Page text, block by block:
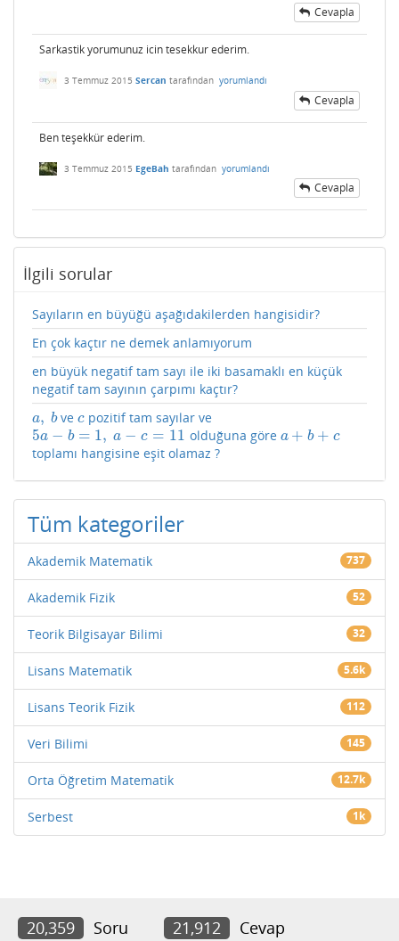
Cevapla
Sarkastik yorumunuz icin tesekkur ederim.
3 Temmuz 2015 Sercan tarafından yorumlandı
Cevapla
Ben teşekkür ederim.
3 Temmuz 2015 EgeBah tarafından yorumlandı
Cevapla
İlgili sorular
Sayıların en büyüğü aşağıdakilerden hangisidir?
En çok kaçtır ne demek anlamıyorum
en büyük negatif tam sayı ile iki basamaklı en küçük
negatif tam sayının çarpımı kaçtır?
a, b
a, b vec
c pozitif tam sayılar ve
5a − b = 1, a − c = 11
5a−b=1 a−c= 11 olduğuna göre a + b + c
a+b+c
toplamı hangisine eşit olamaz ?
Tüm kategoriler
Akademik Matematik 737
Akademik Fizik 52
Teorik Bilgisayar Bilimi 32
Lisans Matematik 5.6k
Lisans Teorik Fizik 112
Veri Bilimi 145
Orta Öğretim Matematik 12.7k
Serbest 1k
20,359 Soru 21,912 Cevap